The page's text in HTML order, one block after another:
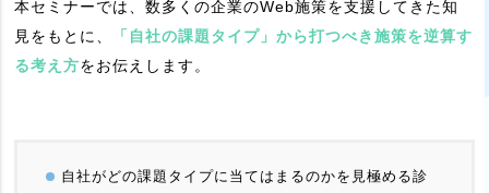
本セミナーでは、数多くの企業のWeb施策を支援してきた知
見をもとに、
「自社の課題タイプ」から打つべき施策を逆算す
る考え方をお伝えします。
自社がどの課題タイプに当てはまるのかを見極める診